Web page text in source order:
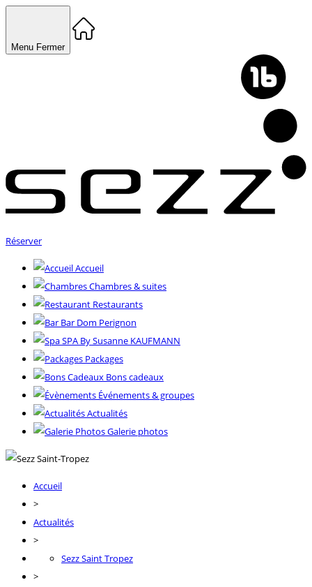
Menu Fermer
Réserver
Accueil
Chambres & suites
Restaurants
Bar Dom Perignon
SPA By Susanne KAUFMANN
Packages
Bons cadeaux
Événements & groupes
Actualités
Galerie photos
Accueil
>
Actualités
>
Sezz Saint Tropez
>